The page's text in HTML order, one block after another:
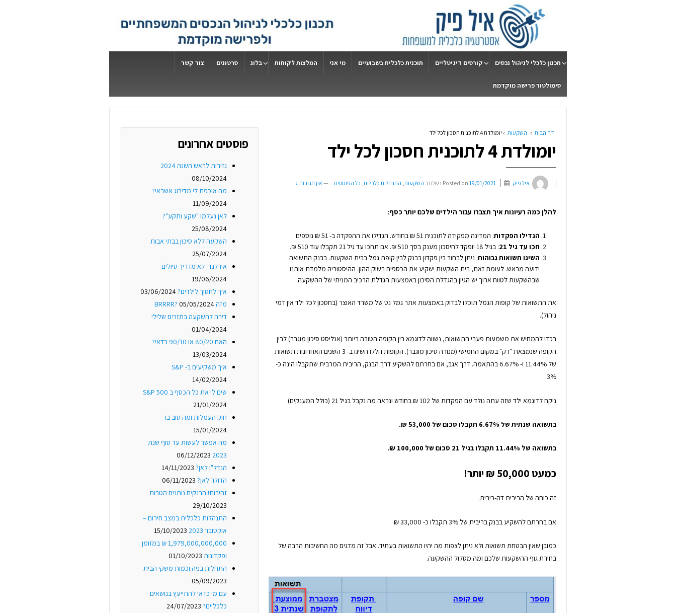
תכנון כלכלי לניהול נכסים קורסים דיגיטליים תוכנית כלכלית בשבועיים מי אני המלצות לקוחות בלוג סרטונים צור קשר
סימולטור פרישה מוקדמת
דף הבית › השקעות › יומולדת 4 לתוכנית חסכון לכל ילד
יומולדת 4 לתוכנית חסכון לכל ילד
איל פיק Posted on 19/01/2021 נשלח ב השקעות, התנהלות כלכלית, כל הפוסטים — אין תגובות ↓
להלן כמה רעיונות איך תצברו עבור הילדים שלכם יותר כסף:
הגדילו הפקדות: המדינה מפקידה לתוכנית 51 ₪ בחודש. הגדילו את ההפקדה ב- 51 ₪ נוספים.
חכו עד גיל 21
: בגיל 18 יופקד לחיסכון מענק בסך 510 ₪. אם תחכו עד גיל 21 תקבלו עוד 510 ₪.
השיגו תשואות גבוהות: ניתן לבחור בין פקדון בבנק לבין קופת גמל בבית השקעות. בבנק התשואה
ידועה מראש. לעומת זאת, בית השקעות ישקיע את הכספים בשוק ההון. ההיסטוריה מלמדת אותנו
שבהשקעות לטווח ארוך יש הגיון בהגדלת הסיכון באמצעות הגדלת הרכיב המניתי של ההשקעה.
את התשואות של קופות הגמל תוכלו לבדוק באמצעות אתר גמל נט של משרד האוצר (בחסכון לכל ילד אין דמי
ניהול).
בכדי להמחיש את משמעות פערי התשואות, נשווה לדוגמא בין הקופה הטובה ביותר (אנליסט סיכון מוגבר) לבין
הקופה שנמצאת "רק" במקום החמישי (מנורה סיכון מוגבר). הקופות הללו השיגו ב- 3 השנים האחרונות תשואות
של 11.44% ו- 6.67% בהתאמה. דרך אגב, אם בחרתם להשקיע דרך הבנק, הריבית המרבית שתקבלו הינה כ-
3%.
ניקח לדוגמא ילד שזה עתה נולד עם הפקדות של 102 ₪ בחודש ונראה מה נקבל בגיל 21 (כולל המענקים).
בתשואה שנתית של 6.67% תקבלו סכום של 53,000 ₪.
בתשואה של 11.44% תקבלו בגיל 21 סכום של 100,000 ₪.
כמעט 50,000 ₪ יותר!
זה כוחה של הריבית דה-ריבית.
אם בחרתם להשקיע בבנק בריבית של 3% תקבלו כ- 33,000 ₪.
כמובן שאין הבטחת תשואות ולא ניתן לצפות מה יהיו התשואות בעתיד. אבל זה מדגים מה החשיבות הרבה של
בחירת גוף ההשקעות שלכם ומה מסלול ההשקעה.
פוסטים אחרונים
גזירות לראש השנה 2024
08/10/2024
מה איכפת לי מדירוג אשראי?
11/09/2024
לאן נעלמו "שקע ותקע"?
25/08/2024
השקעה ללא סיכון בבתי אבות
25/07/2024
אירלנד–לא מדריך טיולים
19/06/2024
איך לחסוך לילדים?03/06/2024
מזה BRRRR?05/05/2024
דירה להשקעה בתזרים שלילי
01/04/2024
האם 80/20 או 90/10 כדאי?
13/03/2024
איך משקיעים ב- S&P
14/02/2024
שים לי את כל הכסף ב S&P 500
21/01/2024
חוק העמלות ומה טוב בו
15/01/2024
מה אפשר לעשות עד סוף שנת
2023
06/12/2023
הנדל"ן לאן? 14/11/2023
הדולר לאן? 06/11/2023
זהירות! הבנקים נותנים הטבות
29/10/2023
התנהלות כלכלית במצב חירום –
אוקטובר 2023
15/10/2023
1,979,000,000,000 ₪ במזומן
ופקדונות 01/10/2023
התחלות בניה וכמות משקי הבית
05/09/2023
עם מי כדאי להתייעץ בנושאים
כלכליים? 24/07/2023